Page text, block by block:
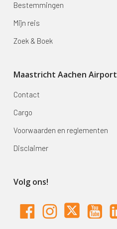
Bestemmingen
Mijn reis
Zoek & Boek
Maastricht Aachen Airport
Contact
Cargo
Voorwaarden en reglementen
Disclaimer
Volg ons!